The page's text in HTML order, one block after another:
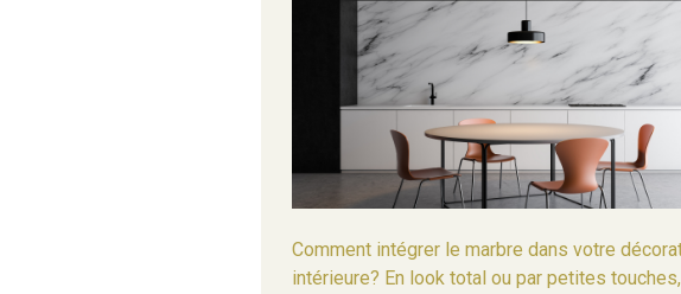
Comment intégrer le marbre dans votre
intérieure? En look total ou par petites